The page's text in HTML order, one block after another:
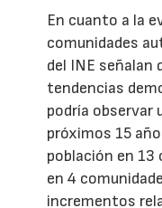
En cuanto a la
comunidades
del INE señalan
tendencias
podría observar
próximos 15
población en 13
en 4
incrementos